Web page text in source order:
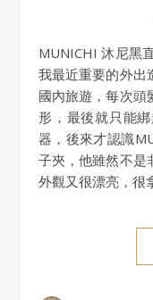
MUNICHI 沐尼黑直捲兩用溫控無線離子夾MR.0932是
我最近重要的外出
國內旅遊，每次頭
形，最後就只能
器，後來才認識
子夾，他雖然不是
外觀又很漂亮，很